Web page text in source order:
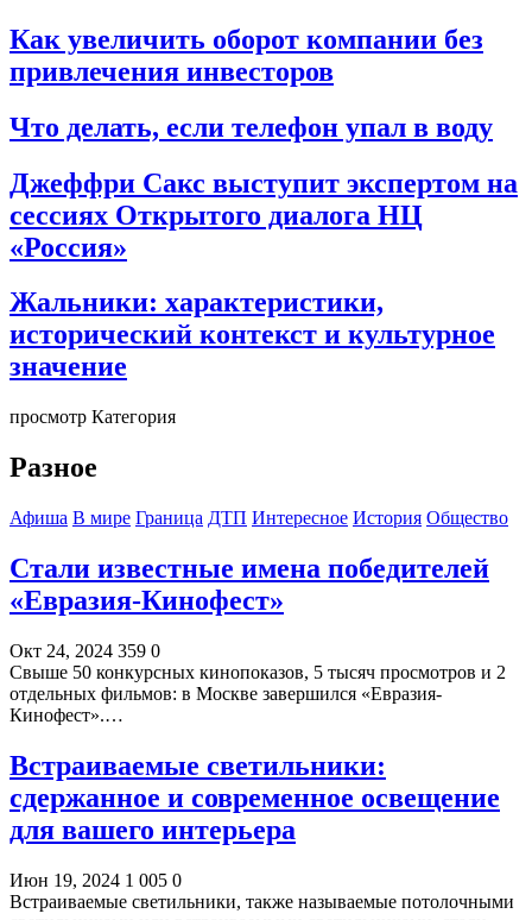
Как увеличить оборот компании без
привлечения инвесторов
Что делать, если телефон упал в воду
Джеффри Сакс выступит экспертом на
сессиях Открытого диалога НЦ
«Россия»
Жальники: характеристики,
исторический контекст и культурное
значение
просмотр Категория
Разное
Афиша В мире Граница ДТП Интересное История Общество
Стали известные имена победителей
«Евразия-Кинофест»
Окт 24, 2024 359 0
Свыше 50 конкурсных кинопоказов, 5 тысяч просмотров и 2
отдельных фильмов: в Москве завершился «Евразия-
Кинофест».…
Встраиваемые светильники:
сдержанное и современное освещение
для вашего интерьера
Июн 19, 2024 1 005 0
Встраиваемые светильники, также называемые потолочными